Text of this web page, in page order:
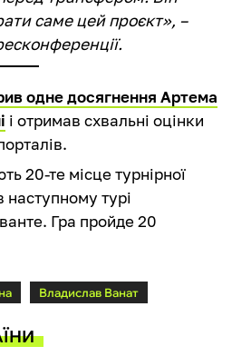
саме цей проєкт», –
одне досягнення Артема
і отримав схвальні оцінки
20-те місце турнірної
наступному турі
Гра пройде 20
Владислав Ванат